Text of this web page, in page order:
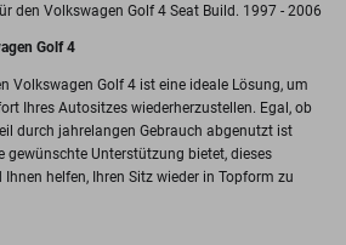
den Volkswagen Golf 4 Seat Build. 1997 - 2006
Golf 4
Volkswagen Golf 4 ist eine ideale Lösung, um
Ihres Autositzes wiederherzustellen. Egal, ob
durch jahrelangen Gebrauch abgenutzt ist
gewünschte Unterstützung bietet, dieses
helfen, Ihren Sitz wieder in Topform zu